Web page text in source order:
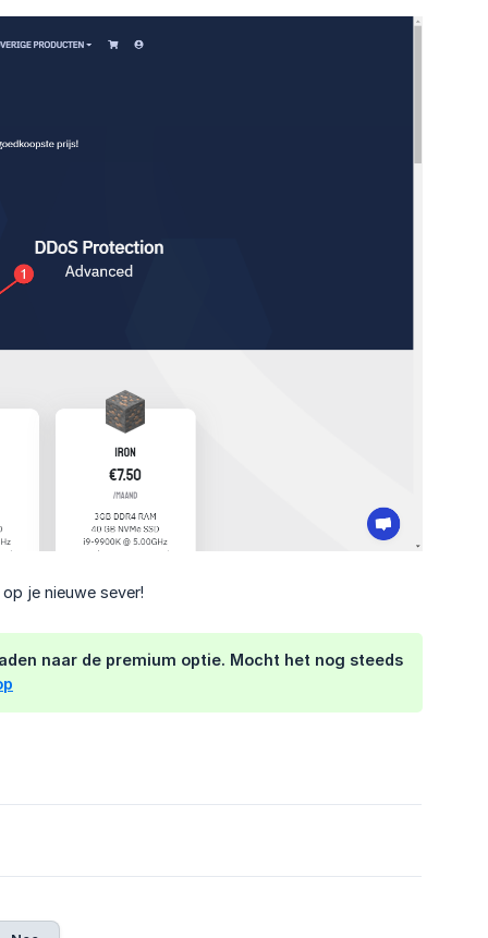
je nieuwe sever!
naar de premium optie. Mocht het nog steeds